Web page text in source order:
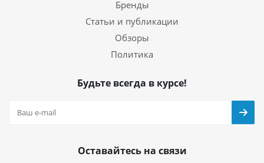
Бренды
Статьи и публикации
Обзоры
Политика
Будьте всегда в курсе!
Оставайтесь на связи